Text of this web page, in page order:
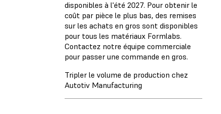
disponibles à l'été 2027. Pour obtenir le
coût par pièce le plus bas, des remises
sur les achats en gros sont disponibles
pour tous les matériaux Formlabs.
Contactez notre équipe commerciale
pour passer une commande en gros.
Tripler le volume de production chez
Autotiv Manufacturing